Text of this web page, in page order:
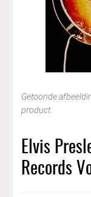
Getoonde
product.
Elvis
Records